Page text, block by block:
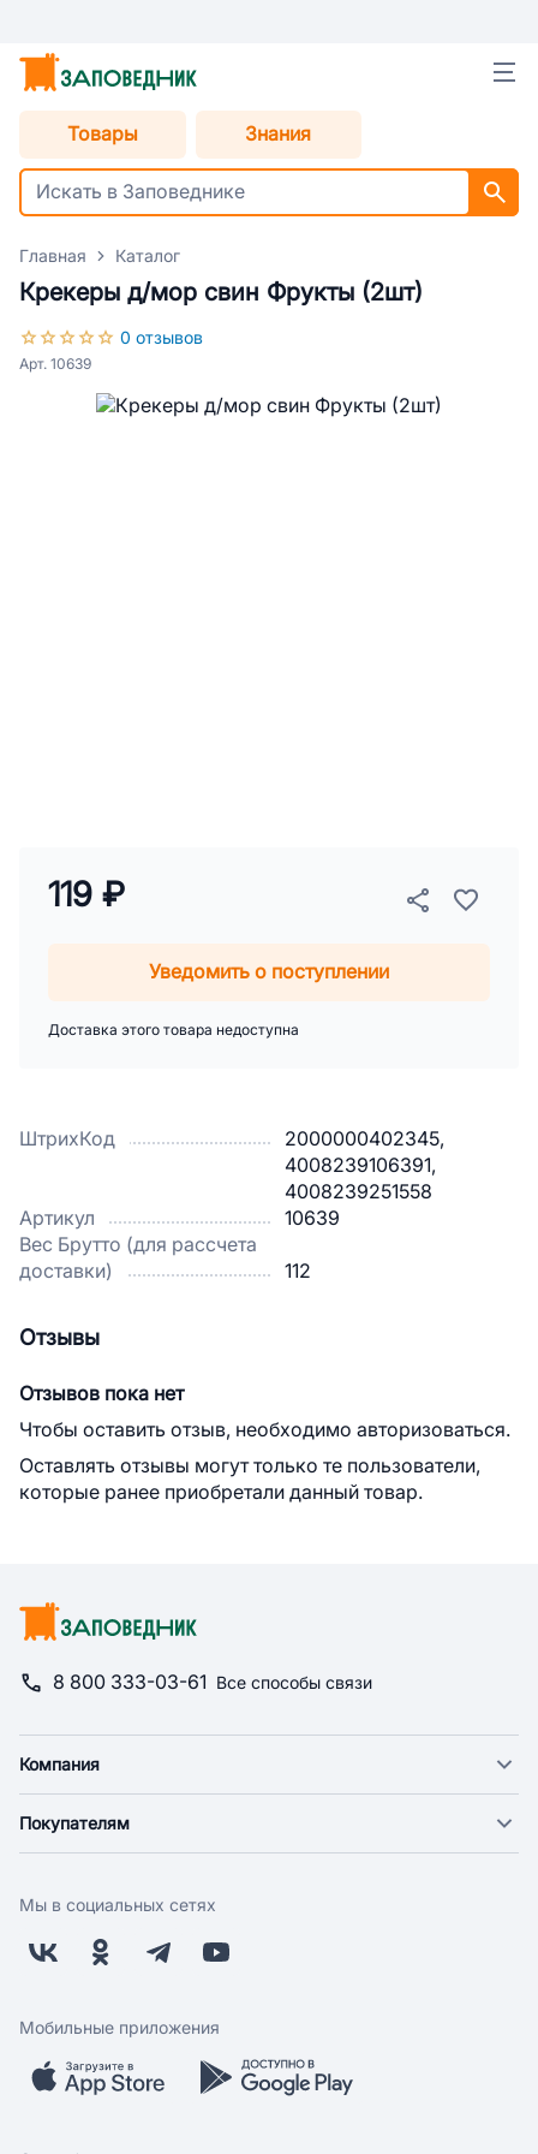
Товары Знания
Главная Каталог
Крекеры д/мор свин Фрукты (2шт)
0 отзывов
Арт. 10639
ШтрихКод
2000000402345,
4008239106391,
4008239251558
Артикул
10639
Вес Брутто (для рассчета
доставки)
112
119 ₽
Уведомить о поступлении
Доставка этого товара недоступна
Отзывы
Отзывов пока нет
Чтобы оставить отзыв, необходимо авторизоваться.
Оставлять отзывы могут только те пользователи,
которые ранее приобретали данный товар.
8 800 333-03-61 Все способы связи
Компания
Новости
Поставщикам
Заводчикам
Обратная связь
Покупателям
Оплата
Бонусная программа
Скидки и акции
Мобильное приложение
Мы в социальных сетях
Мобильные приложения